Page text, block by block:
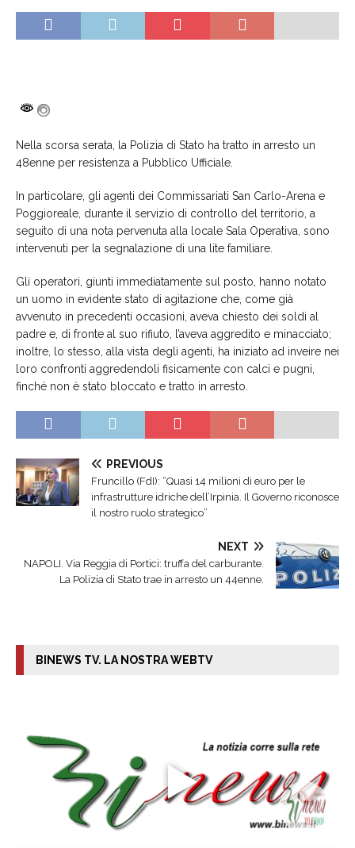
Nella scorsa serata, la Polizia di Stato ha tratto in arresto un
48enne per resistenza a Pubblico Ufficiale.
In particolare, gli agenti dei Commissariati San Carlo-Arena e
Poggioreale, durante il servizio di controllo del territorio, a
seguito di una nota pervenuta alla locale Sala Operativa, sono
intervenuti per la segnalazione di una lite familiare.
Gli operatori, giunti immediatamente sul posto, hanno notato
un uomo in evidente stato di agitazione che, come già
avvenuto in precedenti occasioni, aveva chiesto dei soldi al
padre e, di fronte al suo rifiuto, l’aveva aggredito e minacciato;
inoltre, lo stesso, alla vista degli agenti, ha iniziato ad inveire nei
loro confronti aggredendoli fisicamente con calci e pugni,
finché non è stato bloccato e tratto in arresto.
PREVIOUS
Fruncillo (FdI): “Quasi 14 milioni di euro per le
infrastrutture idriche dell’Irpinia. Il Governo riconosce
il nostro ruolo strategico”
NEXT
NAPOLI. Via Reggia di Portici: truffa del carburante.
La Polizia di Stato trae in arresto un 44enne.
BINEWS TV. LA NOSTRA WEBTV